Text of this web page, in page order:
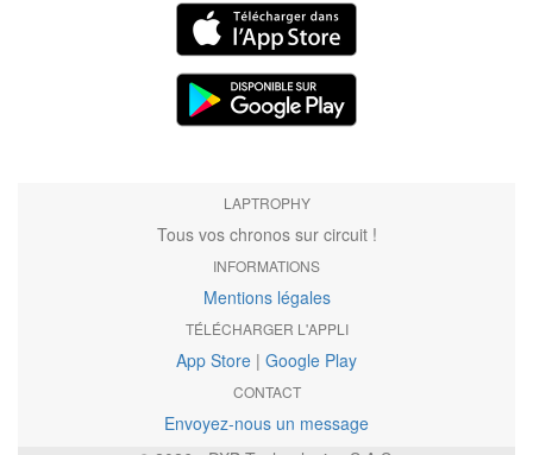
LAPTROPHY
Tous vos chronos sur circuit !
INFORMATIONS
Mentions légales
TÉLÉCHARGER L'APPLI
App Store | Google Play
CONTACT
Envoyez-nous un message